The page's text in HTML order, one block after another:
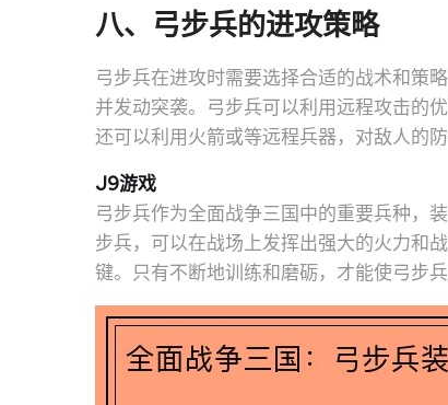
八、弓步兵的进攻策略
弓步兵在进攻时需要选择合适的战术和策
并发动突袭。弓步兵可以利用远程攻击的
还可以利用火箭或等远程兵器，对敌人的防
J9游戏
弓步兵作为全面战争三国中的重要兵种，
步兵，可以在战场上发挥出强大的火力和
键。只有不断地训练和磨砺，才能使弓步